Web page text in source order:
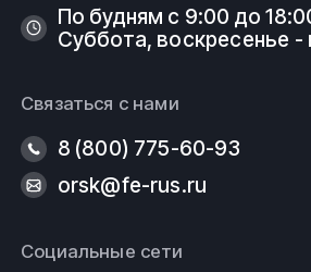
По будням с 9:00 до
Суббота, воскресенье
Связаться с нами
8 (800) 775-60-93
orsk@fe-rus.ru
Социальные сети